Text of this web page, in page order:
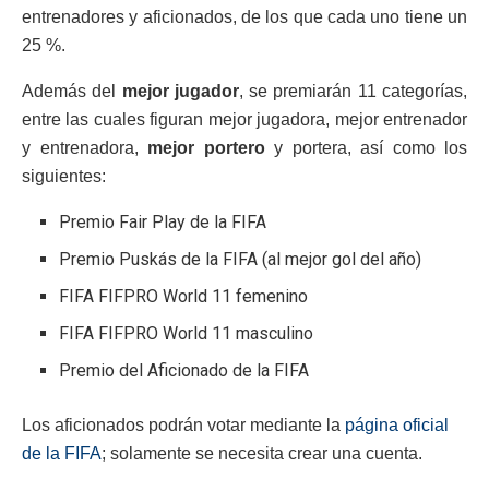
entrenadores y aficionados, de los que cada uno tiene un
25 %.
Además del mejor jugador, se premiarán 11 categorías,
entre las cuales figuran mejor jugadora, mejor entrenador
y entrenadora, mejor porteroy portera, así como los
siguientes:
Premio Fair Play de la FIFA
Premio Puskás de la FIFA (al mejor gol del año)
FIFA FIFPRO World 11 femenino
FIFA FIFPRO World 11 masculino
Premio del Aficionado de la FIFA
Los aficionados podrán votar mediante la página oficial
de la FIFA; solamente se necesita crear una cuenta.